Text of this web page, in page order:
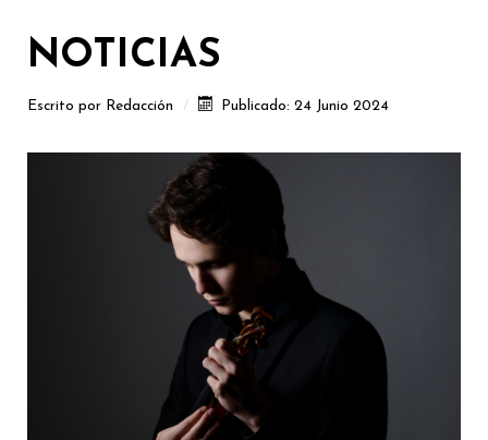
NOTICIAS
Escrito por Redacción Publicado: 24 Junio 2024